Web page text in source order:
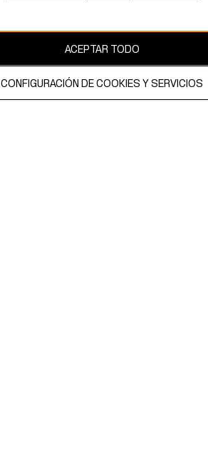
ACEPTAR TODO
CONFIGURACIÓN DE COOKIES Y SERVICIOS